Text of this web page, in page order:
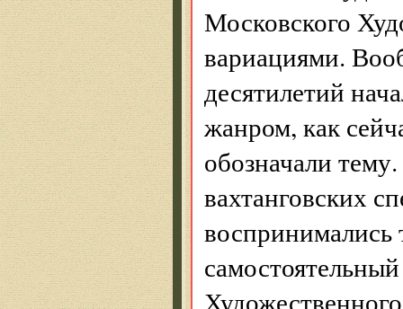
Московского
вариациями.
десятилетий
жанром, как
обозначали
вахтанговских
воспринимались